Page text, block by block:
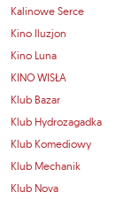
Kalinowe Serce
Kino Iluzjon
Kino Luna
KINO WISŁA
Klub Bazar
Klub Hydrozagadka
Klub Komediowy
Klub Mechanik
Klub Nova